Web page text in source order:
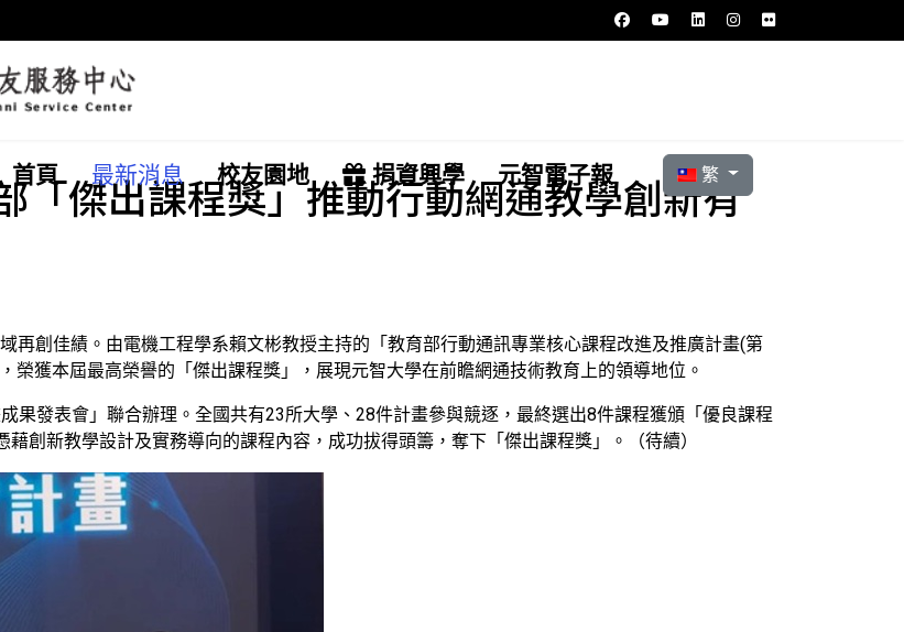
首頁 最新消息 校友園地 捐資興學 元智電子報 選擇你的語言
繁
「傑出課程獎」推動行動網通教學創新有
再創佳績。由電機工程學系賴文彬教授主持的「教育部行動通訊專業核心課程改進及推廣計畫(第
獲本屆最高榮譽的「傑出課程獎」，展現元智大學在前瞻網通技術教育上的領導地位。
果發表會」聯合辦理。全國共有23所大學、28件計畫參與競逐，最終選出8件課程獲頒「優良課程
創新教學設計及實務導向的課程內容，成功拔得頭籌，奪下「傑出課程獎」。（待續）